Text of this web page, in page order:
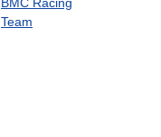
BMC Racing
Team